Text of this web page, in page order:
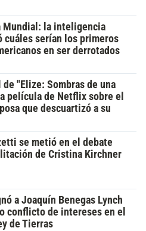
Mundial: la inteligencia
serían los primeros
en ser derrotados
"Elize: Sombras de una
película de Netflix sobre el
que descuartizó a su
se metió en el debate
de Cristina Kirchner
a Joaquín Benegas Lynch
conflicto de intereses en el
de Tierras